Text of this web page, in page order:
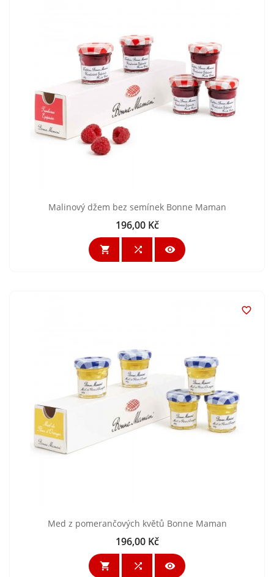
Malinový džem bez semínek Bonne Maman
Cena
196,00 Kč
  

Med z pomerančových květů Bonne Maman
Cena
196,00 Kč
  